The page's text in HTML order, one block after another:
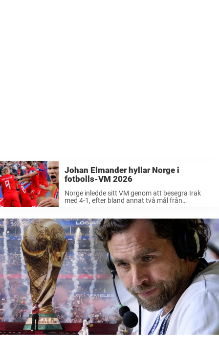
Johan Elmander hyllar Norge i
fotbolls-VM 2026
Norge inledde sitt VM genom att besegra Irak
med 4-1, efter bland annat två mål från
tycker om det norska landslaget.– Jag tror att de
...